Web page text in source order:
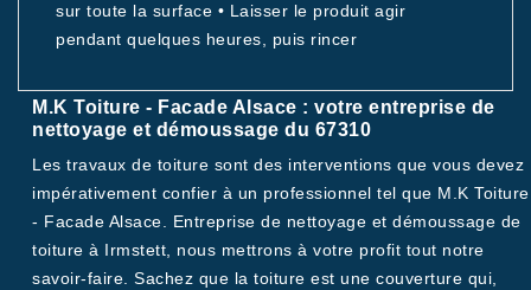
sur toute la surface • Laisser le produit agir
pendant quelques heures, puis rincer
M.K Toiture - Facade Alsace : votre entreprise de
nettoyage et démoussage du 67310
Les travaux de toiture sont des interventions que vous devez
impérativement confier à un professionnel tel que M.K Toiture
- Facade Alsace. Entreprise de nettoyage et démoussage de
toiture à Irmstett, nous mettrons à votre profit tout notre
savoir-faire. Sachez que la toiture est une couverture qui,